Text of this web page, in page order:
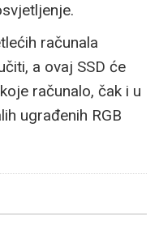
računala
a ovaj SSD će
računalo, čak i u
ugrađenih RGB